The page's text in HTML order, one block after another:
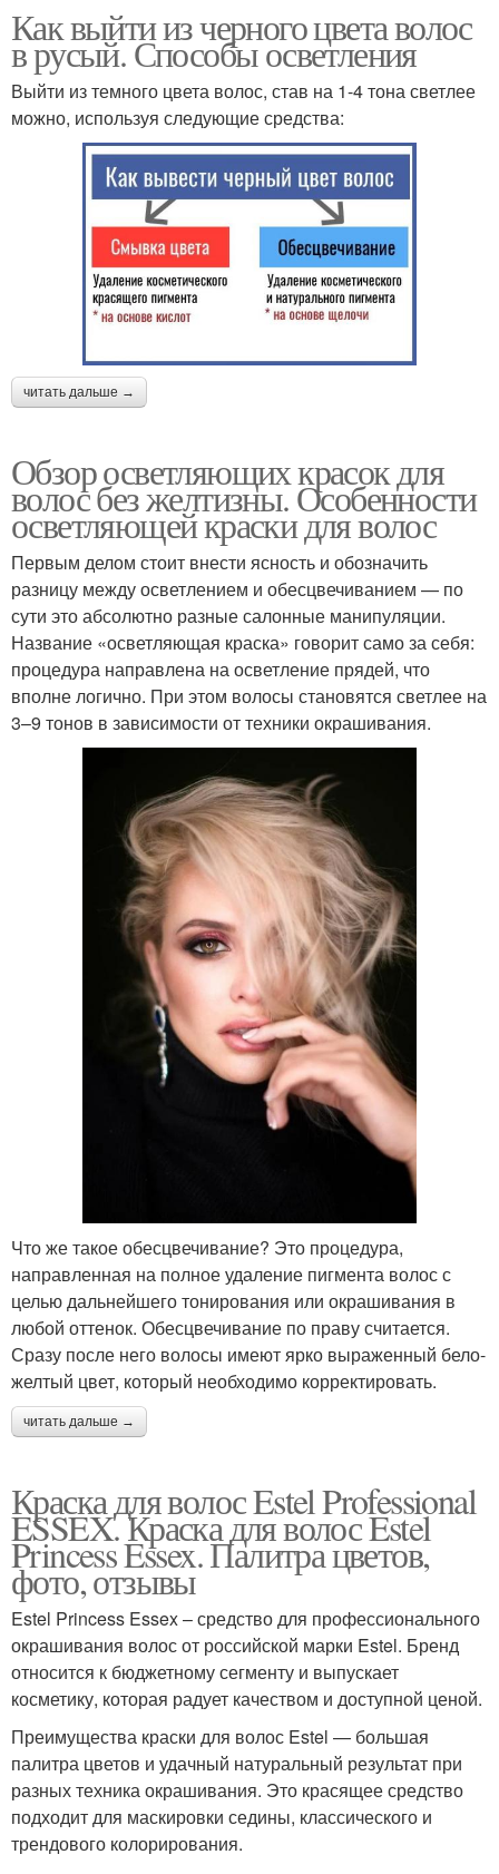
Как выйти из черного цвета волос
в русый. Способы осветления
Выйти из темного цвета волос, став на 1-4 тона светлее
можно, используя следующие средства:
читать дальше →
Обзор осветляющих красок для
волос без желтизны. Особенности
осветляющей краски для волос
Первым делом стоит внести ясность и обозначить
разницу между осветлением и обесцвечиванием — по
сути это абсолютно разные салонные манипуляции.
Название «осветляющая краска» говорит само за себя:
процедура направлена на осветление прядей, что
вполне логично. При этом волосы становятся светлее на
3–9 тонов в зависимости от техники окрашивания.
Что же такое обесцвечивание? Это процедура,
направленная на полное удаление пигмента волос с
целью дальнейшего тонирования или окрашивания в
любой оттенок. Обесцвечивание по праву считается.
Сразу после него волосы имеют ярко выраженный бело-
желтый цвет, который необходимо корректировать.
читать дальше →
Краска для волос Estel Professional
ESSEX. Краска для волос Estel
Princess Essex. Палитра цветов,
фото, отзывы
Estel Princess Essex – средство для профессионального
окрашивания волос от российской марки Estel. Бренд
относится к бюджетному сегменту и выпускает
косметику, которая радует качеством и доступной ценой.
Преимущества краски для волос Estel — большая
палитра цветов и удачный натуральный результат при
разных техника окрашивания. Это красящее средство
подходит для маскировки седины, классического и
трендового колорирования.